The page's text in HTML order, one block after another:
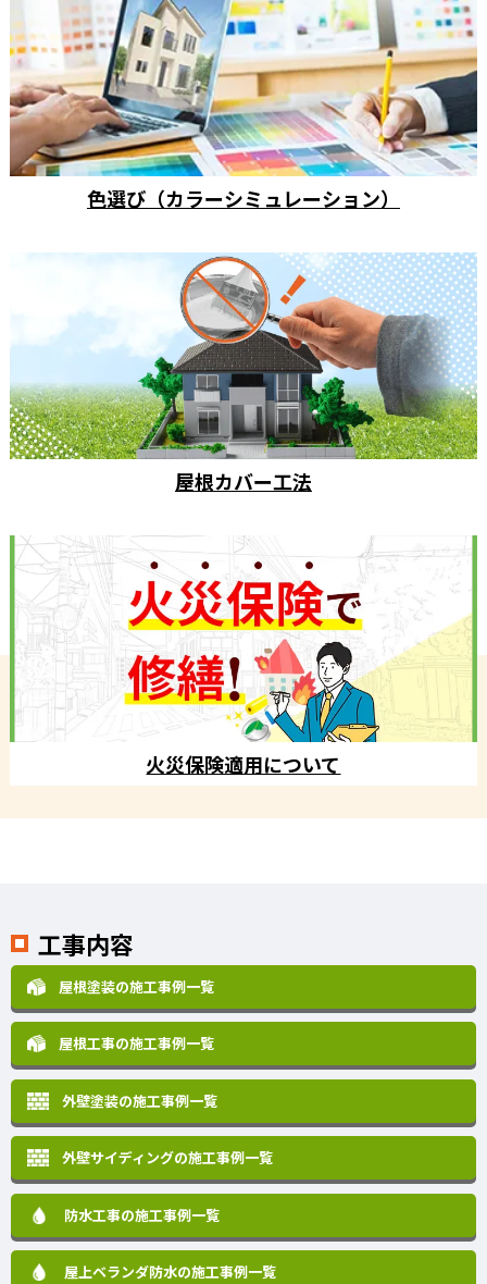
色選び（カラーシミュレーション）
屋根カバー工法
火災保険適用について
工事内容
屋根塗装の施工事例一覧
屋根工事の施工事例一覧
外壁塗装の施工事例一覧
外壁サイディングの施工事例一覧
防水工事の施工事例一覧
屋上ベランダ防水の施工事例一覧